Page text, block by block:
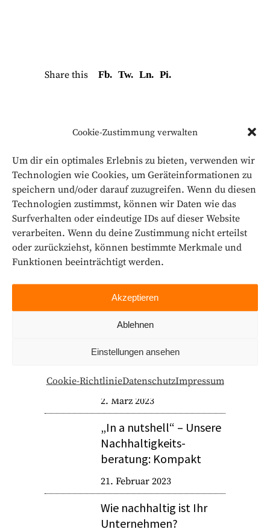
Cookie-Zustimmung verwalten
Um dir ein optimales Erlebnis zu bieten, verwenden wir
Technologien wie Cookies, um Geräteinformationen zu
speichern und/oder darauf zuzugreifen. Wenn du diesen
Technologien zustimmst, können wir Daten wie das
Surfverhalten oder eindeutige IDs auf dieser Website
verarbeiten. Wenn du deine Zustimmung nicht erteilst
oder zurückziehst, können bestimmte Merkmale und
Funktionen beeinträchtigt werden.
Akzeptieren
Ablehnen
Einstellungen ansehen
Cookie-RichtlinieDatenschutzImpressum
Share this Fb. Tw. Ln. Pi.
Letzte Beiträge
Digital Future TechTalk
14. Januar 2026
After-Work-Event
„Lieferkettengesetz
2024“
29. Juni 2023
Closing Loops –
der Praxis
2. März 2023
„In a nutshell“ – Unsere
Nachhaltigkeits­
beratung: Kompakt
21. Februar 2023
Wie nachhaltig ist Ihr
Unternehmen?